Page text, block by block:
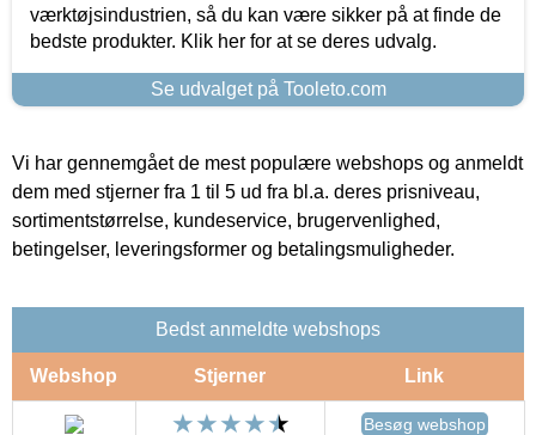
værktøjsindustrien, så du kan være sikker på at finde de
bedste produkter. Klik her for at se deres udvalg.
Se udvalget på Tooleto.com
Vi har gennemgået de mest populære webshops og anmeldt
dem med stjerner fra 1 til 5 ud fra bl.a. deres prisniveau,
sortimentstørrelse, kundeservice, brugervenlighed,
betingelser, leveringsformer og betalingsmuligheder.
Bedst anmeldte webshops
Webshop Stjerner Link
Besøg webshop